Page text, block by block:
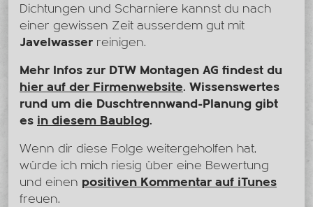
Dichtungen und Scharniere kannst du nach
einer gewissen Zeit ausserdem gut mit
Javelwasser reinigen.
Mehr Infos zur DTW Montagen AG findest du
hier auf der Firmenwebsite. Wissenswertes
rund um die Duschtrennwand-Planung gibt
es in diesem Baublog.
Wenn dir diese Folge weitergeholfen hat,
würde ich mich riesig über eine Bewertung
und einen positiven Kommentar auf iTunes
freuen.